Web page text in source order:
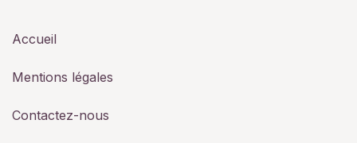
Accueil
Mentions légales
Contactez-nous